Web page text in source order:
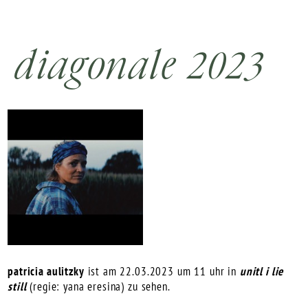
diagonale 2023
patricia aulitzky ist am 22.03.2023 um 11 uhr in unitl i lie
still(regie: yana eresina) zu sehen.